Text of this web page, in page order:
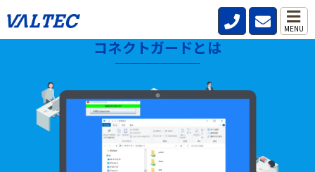
MENU
コネクトガードとは